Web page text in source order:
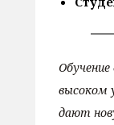
высоком
дают